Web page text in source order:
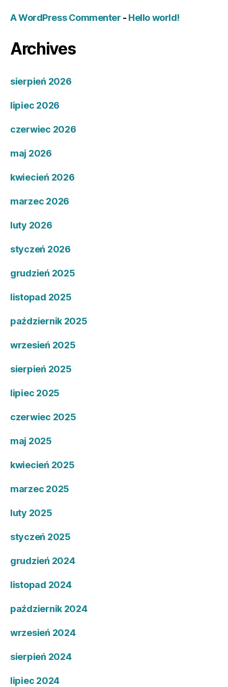
A WordPress Commenter - Hello world!
Archives
sierpień 2026
lipiec 2026
czerwiec 2026
maj 2026
kwiecień 2026
marzec 2026
luty 2026
styczeń 2026
grudzień 2025
listopad 2025
październik 2025
wrzesień 2025
sierpień 2025
lipiec 2025
czerwiec 2025
maj 2025
kwiecień 2025
marzec 2025
luty 2025
styczeń 2025
grudzień 2024
listopad 2024
październik 2024
wrzesień 2024
sierpień 2024
lipiec 2024